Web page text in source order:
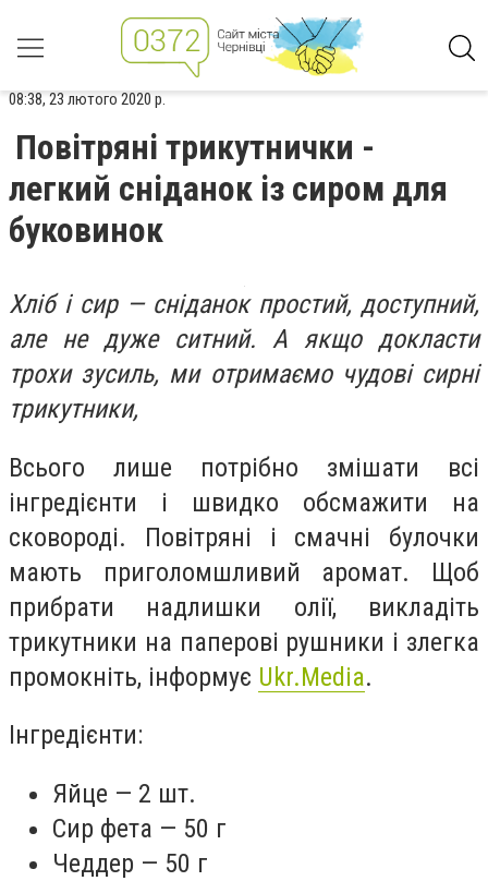
08:38, 23 лютого 2020 р.
Повітряні трикутнички -
легкий сніданок із сиром для
буковинок
Хліб і сир — сніданок простий, доступний,
але не дуже ситний. А якщо докласти
трохи зусиль, ми отримаємо чудові сирні
трикутники,
Всього лише потрібно змішати всі
інгредієнти і швидко обсмажити на
сковороді. Повітряні і смачні булочки
мають приголомшливий аромат. Щоб
прибрати надлишки олії, викладіть
трикутники на паперові рушники і злегка
промокніть, інформує Ukr.Media.
Інгредієнти:
Яйце — 2 шт.
Сир фета — 50 г
Чеддер — 50 г